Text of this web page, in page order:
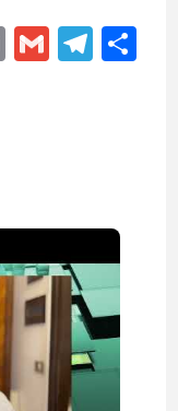
EmailGmail